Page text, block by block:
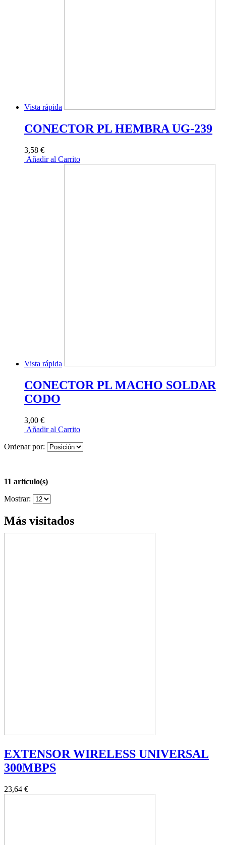
Vista rápida
CONECTOR PL HEMBRA UG-239
3,58 €
Añadir al Carrito
Vista rápida
CONECTOR PL MACHO SOLDAR
CODO
3,00 €
Añadir al Carrito
Ordenar por:
11 artículo(s)
Mostrar:
Más visitados
EXTENSOR WIRELESS UNIVERSAL
300MBPS
23,64 €